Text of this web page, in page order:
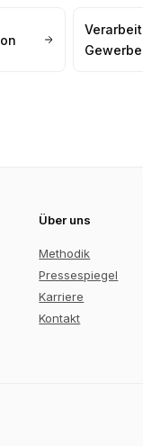
Gewerbe
Über uns
Methodik
Pressespiegel
Karriere
Kontakt